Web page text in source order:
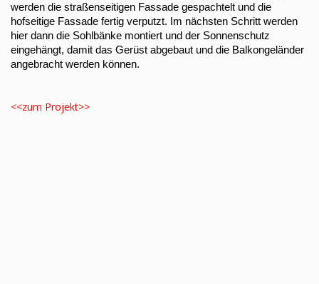
werden die straßenseitigen Fassade gespachtelt und die
hofseitige Fassade fertig verputzt. Im nächsten Schritt werden
hier dann die Sohlbänke montiert und der Sonnenschutz
eingehängt, damit das Gerüst abgebaut und die Balkongeländer
angebracht werden können.
<<zum Projekt>>